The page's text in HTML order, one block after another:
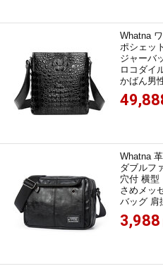
Whatna
ポシェッ
ジャーバ
ロコダイ
かばん男
Whatna
ダブルフ
穴付 横型
さめメッ
バッグ 肩
3,988